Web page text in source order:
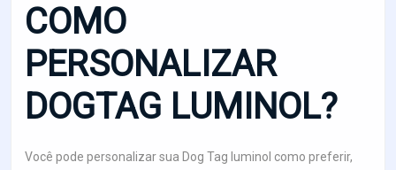
COMO
PERSONALIZAR
DOGTAG LUMINOL?
Você pode personalizar sua Dog Tag luminol como preferir,